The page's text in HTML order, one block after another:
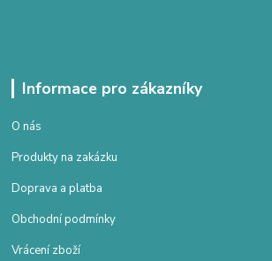
Informace pro zákazníky
O nás
Produkty na zakázku
Doprava a platba
Obchodní podmínky
Vrácení zboží